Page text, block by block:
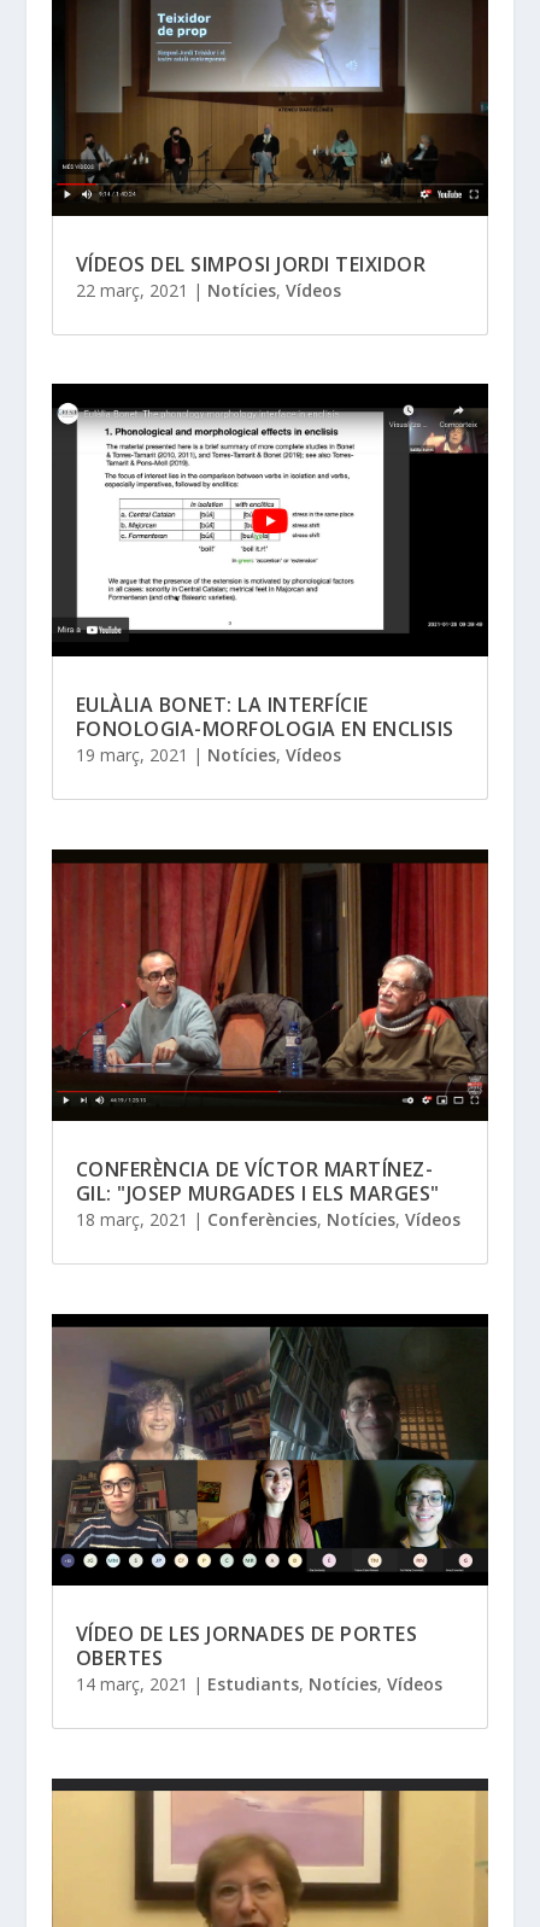
VÍDEOS DEL SIMPOSI JORDI TEIXIDOR
22 març, 2021 | Notícies, Vídeos
EULÀLIA BONET: LA INTERFÍCIE
FONOLOGIA-MORFOLOGIA EN ENCLISIS
19 març, 2021 | Notícies, Vídeos
CONFERÈNCIA DE VÍCTOR MARTÍNEZ-
GIL: "JOSEP MURGADES I ELS MARGES"
18 març, 2021 | Conferències, Notícies, Vídeos
VÍDEO DE LES JORNADES DE PORTES
OBERTES
14 març, 2021 | Estudiants, Notícies, Vídeos